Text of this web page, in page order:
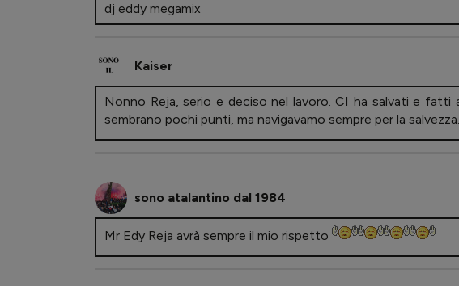
dj eddy megamix
Kaiser
Nonno Reja, serio e deciso nel lavoro. CI ha salvati e fatti
sembrano pochi punti, ma navigavamo sempre per la
sono atalantino dal 1984
Mr Edy Reja avrà sempre il mio rispetto